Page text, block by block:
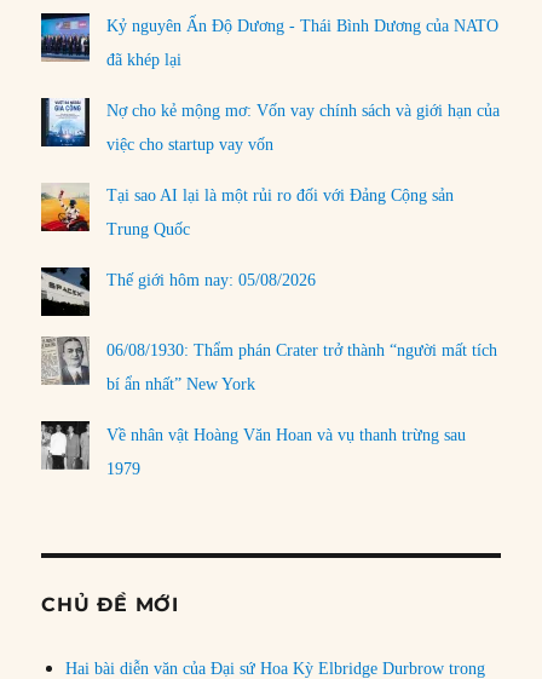
Kỷ nguyên Ấn Độ Dương - Thái Bình Dương của NATO
đã khép lại
Nợ cho kẻ mộng mơ: Vốn vay chính sách và giới hạn của
việc cho startup vay vốn
Tại sao AI lại là một rủi ro đối với Đảng Cộng sản
Trung Quốc
Thế giới hôm nay: 05/08/2026
06/08/1930: Thẩm phán Crater trở thành “người mất tích
bí ẩn nhất” New York
Về nhân vật Hoàng Văn Hoan và vụ thanh trừng sau
1979
CHỦ ĐỀ MỚI
Hai bài diễn văn của Đại sứ Hoa Kỳ Elbridge Durbrow trong